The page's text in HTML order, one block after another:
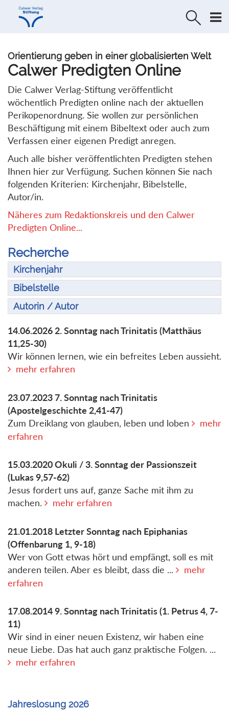
Direkt
Direkt
Orientierung geben in einer globalisierten Welt
Calwer Predigten Online
Die Calwer Verlag-Stiftung veröffentlicht
wöchentlich Predigten online nach der aktuellen
Perikopenordnung. Sie wollen zur persönlichen
Beschäftigung mit einem Bibeltext oder auch zum
Verfassen einer eigenen Predigt anregen.
Auch alle bisher veröffentlichten Predigten stehen
Ihnen hier zur Verfügung. Suchen können Sie nach
folgenden Kriterien: Kirchenjahr, Bibelstelle,
Autor/in.
Näheres zum Redaktionskreis und den Calwer
Predigten Online...
Recherche
Kirchenjahr
Bibelstelle
Autorin / Autor
14.06.2026 2. Sonntag nach Trinitatis(Matthäus
11,25-30)
Wir können lernen, wie ein befreites Leben aussieht.
mehr erfahren
23.07.20237. Sonntag nach Trinitatis
(Apostelgeschichte 2,41-47)
Zum Dreiklang von glauben, leben und loben
mehr
erfahren
15.03.2020Okuli / 3. Sonntag der Passionszeit
(Lukas 9,57-62)
Jesus fordert uns auf, ganze Sache mit ihm zu
machen.
mehr erfahren
21.01.2018 Letzter Sonntag nach Epiphanias
(Offenbarung 1, 9-18)
Wer von Gott etwas hört und empfängt, soll es mit
anderen teilen. Aber es bleibt, dass die ...
mehr
erfahren
17.08.20149. Sonntag nach Trinitatis(1. Petrus 4, 7-
11)
Wir sind in einer neuen Existenz, wir haben eine
neue Liebe. Das hat auch ganz praktische Folgen. ...
mehr erfahren
Jahreslosung 2026